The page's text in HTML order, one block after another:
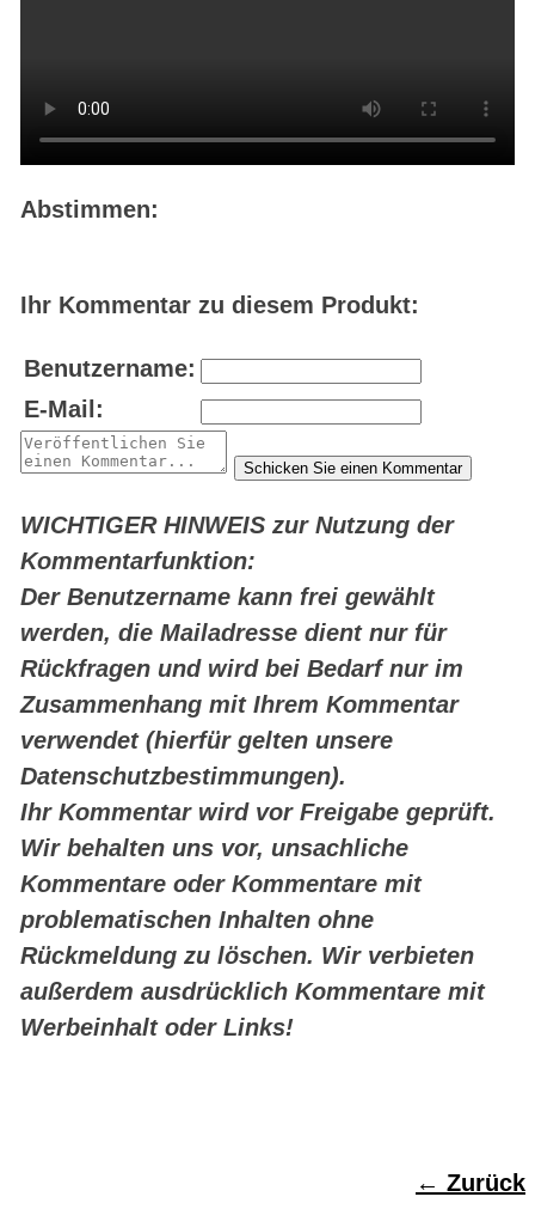
Abstimmen:
Ihr Kommentar zu diesem Produkt:
Benutzername:
E-Mail:
WICHTIGER HINWEIS zur Nutzung der
Kommentarfunktion:
Der Benutzername kann frei gewählt
werden, die Mailadresse dient nur für
Rückfragen und wird bei Bedarf nur im
Zusammenhang mit Ihrem Kommentar
verwendet (hierfür gelten unsere
Datenschutzbestimmungen).
Ihr Kommentar wird vor Freigabe geprüft.
Wir behalten uns vor, unsachliche
Kommentare oder Kommentare mit
problematischen Inhalten ohne
Rückmeldung zu löschen. Wir verbieten
außerdem ausdrücklich Kommentare mit
Werbeinhalt oder Links!
Zurück